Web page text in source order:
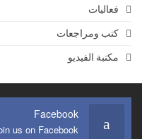
فعاليات
كتب ومراجعات
مكتبة الفيديو
Facebook
us on Facebook